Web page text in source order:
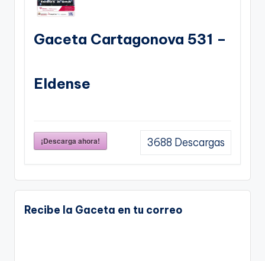
Gaceta Cartagonova 531 –
Eldense
¡Descarga ahora! 3688 Descargas
Recibe la Gaceta en tu correo